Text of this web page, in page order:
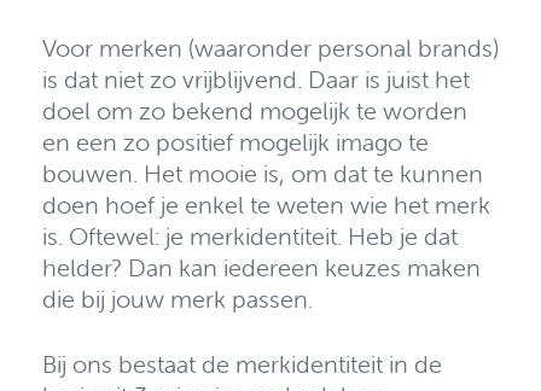
Voor merken (waaronder personal brands)
is dat niet zo vrijblijvend. Daar is juist het
doel om zo bekend mogelijk te worden
en een zo positief mogelijk imago te
bouwen. Het mooie is, om dat te kunnen
doen hoef je enkel te weten wie het merk
is. Oftewel: je merkidentiteit. Heb je dat
helder? Dan kan iedereen keuzes maken
die bij jouw merk passen.
Bij ons bestaat de merkidentiteit in de